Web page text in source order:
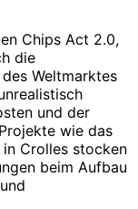
Chips Act 2.0,
die
Weltmarktes
und der
wie das
Crolles stocken
beim Aufbau